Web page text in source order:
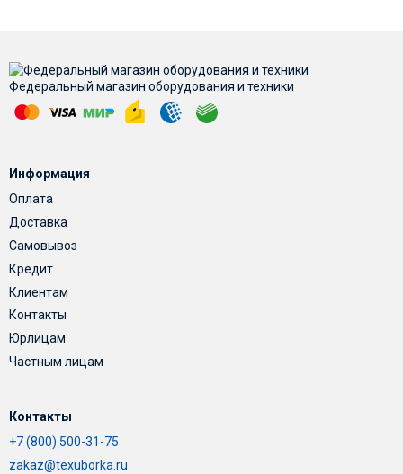
Федеральный магазин оборудования и техники
Информация
Оплата
Доставка
Самовывоз
Кредит
Клиентам
Контакты
Юрлицам
Частным лицам
Контакты
+7 (800) 500-31-75
zakaz@texuborka.ru